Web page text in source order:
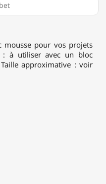
mousse pour vos projets
: à utiliser avec un bloc
approximative : voir